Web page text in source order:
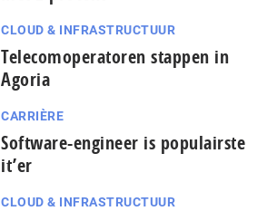
CLOUD & INFRASTRUCTUUR
Telecomoperatoren stappen in
Agoria
CARRIÈRE
Software-engineer is populairste
it’er
CLOUD & INFRASTRUCTUUR